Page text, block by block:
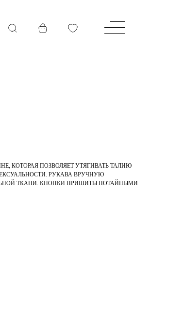
КОТОРАЯ ПОЗВОЛЯЕТ УТЯГИВАТЬ ТАЛИЮ
РУКАВА ВРУЧНУЮ
ТКАНИ. КНОПКИ ПРИШИТЫ ПОТАЙНЫМИ